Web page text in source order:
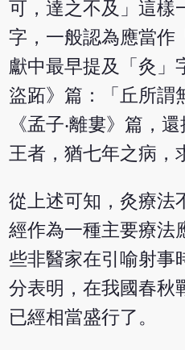
可，達之不及」這樣
字，一般認為應當作
獻中最早提及「灸」
盜跖》篇：「丘所謂
《孟子‧離婁》篇，
王者，猶七年之病，
從上述可知，灸療法
經作為一種主要療法
些非醫家在引喻射事
分表明，在我國春秋
已經相當盛行了。